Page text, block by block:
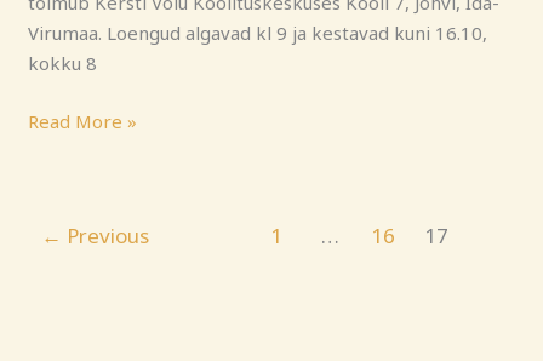
Virumaa. Loengud algavad kl 9 ja kestavad kuni 16.10,
kokku 8
Read More »
← Previous 1 … 16 17